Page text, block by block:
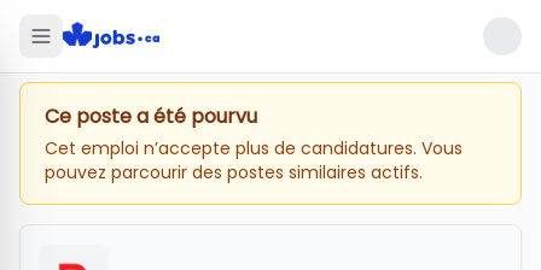
Ce poste a été pourvu
Cet emploi n’accepte plus de candidatures. Vous
pouvez parcourir des postes similaires actifs.